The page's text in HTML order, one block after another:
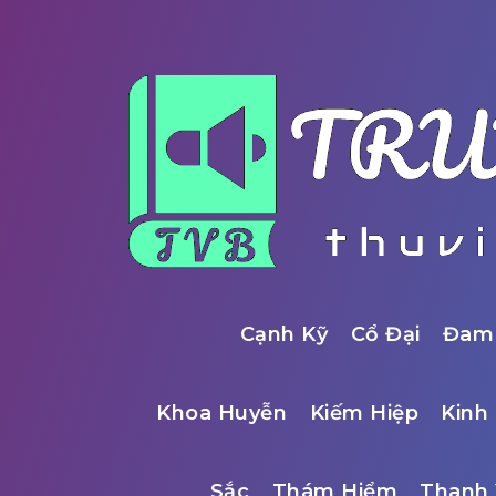
Cạnh Kỹ Cổ Đại
Khoa Huyễn Kiếm Hiệp Kinh